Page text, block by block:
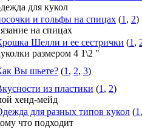
для кукол
и гольфы на спицах (1 , 2)
на спицах
Шелли и ее сестрички (1 ,
размером 4 1\2 "
Вы шьете? (1 , 2, 3)
из пластики (1 , 2)
хенд-мейд
для разных типов кукол (1
что подходит